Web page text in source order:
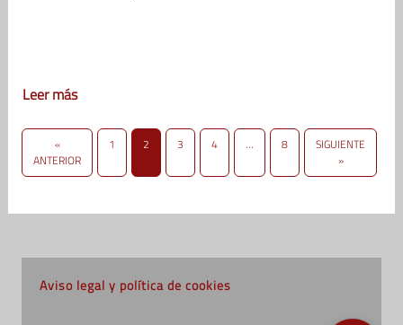
Leer más
«
ANTERIOR
1 2 3 4 … 8
SIGUIENTE
»
Aviso legal y política de cookies